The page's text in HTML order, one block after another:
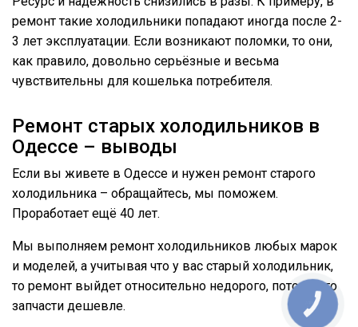
ремонт такие холодильники попадают иногда после 2-
3 лет эксплуатации. Если возникают поломки, то они,
как правило, довольно серьёзные и весьма
чувствительны для кошелька потребителя.
Ремонт старых холодильников в
Одессе – выводы
Если вы живете в Одессе и нужен ремонт старого
холодильника – обращайтесь, мы поможем.
Проработает ещё 40 лет.
Мы выполняем ремонт холодильников любых марок
и моделей, а учитывая что у вас старый холодильник,
то ремонт выйдет относительно недорого, потому что
запчасти дешевле.